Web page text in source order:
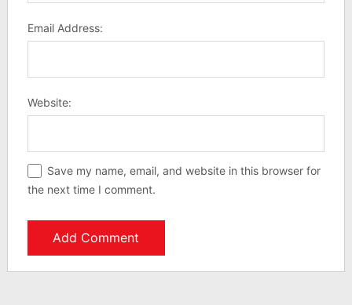
Email Address:
Website:
Save my name, email, and website in this browser for
the next time I comment.